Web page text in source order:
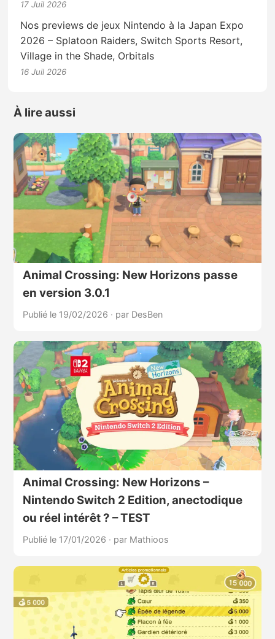
17 Juil 2026
Nos previews de jeux Nintendo à la Japan Expo
2026 – Splatoon Raiders, Switch Sports Resort,
Village in the Shade, Orbitals
16 Juil 2026
À lire aussi
Animal Crossing: New Horizons passe
en version 3.0.1
Publié le 19/02/2026 · par DesBen
Animal Crossing: New Horizons –
Nintendo Switch 2 Edition, anectodique
ou réel intérêt ? – TEST
Publié le 17/01/2026 · par Mathioos